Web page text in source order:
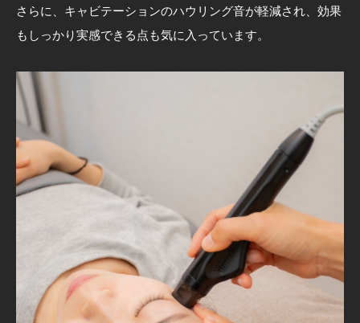
さらに、キャビテーションのハウリング音が軽減され、効果
もしっかり実感できる点も気に入っています。